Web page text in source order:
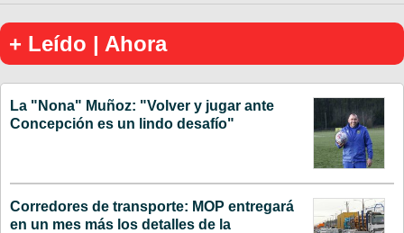
+ Leído | Ahora
La "Nona" Muñoz: "Volver y jugar ante
Concepción es un lindo desafío"
Corredores de transporte: MOP entregará
en un mes más los detalles de la